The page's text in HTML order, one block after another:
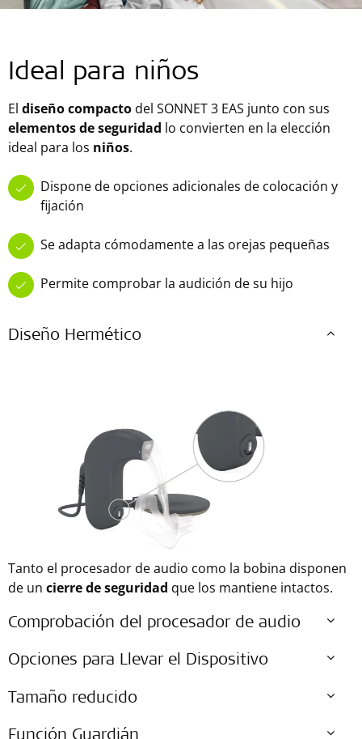
Ideal para niños
El diseño compacto del SONNET 3 EAS junto con sus
elementos de seguridad lo convierten en la elección
ideal para los niños.
Dispone de opciones adicionales de colocación y
fijación
Se adapta cómodamente a las orejas pequeñas
Permite comprobar la audición de su hijo
Diseño Hermético
Tanto el procesador de audio como la bobina disponen
de un cierre de seguridad que los mantiene intactos.
Comprobación del procesador de audio
Opciones para Llevar el Dispositivo
Tamaño reducido